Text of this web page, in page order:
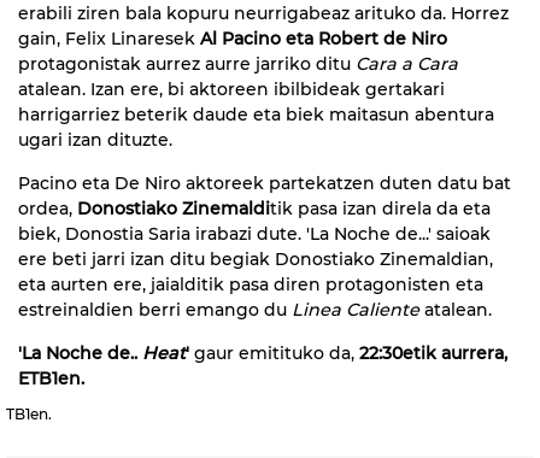
erabili ziren bala kopuru neurrigabeaz arituko da. Horrez
gain, Felix Linaresek Al Pacino eta Robert de Niro
protagonistak aurrez aurre jarriko ditu Cara a Cara
atalean. Izan ere, bi aktoreen ibilbideak gertakari
harrigarriez beterik daude eta biek maitasun abentura
ugari izan dituzte.
Pacino eta De Niro aktoreek partekatzen duten datu bat
ordea, Donostiako Zinemalditik pasa izan direla da eta
biek, Donostia Saria irabazi dute. 'La Noche de...' saioak
ere beti jarri izan ditu begiak Donostiako Zinemaldian,
eta aurten ere, jaialditik pasa diren protagonisten eta
estreinaldien berri emango du Linea Calienteatalean.
'La Noche de.. Heat' gaur emitituko da, 22:30etik aurrera,
ETB1en.
TB1en.